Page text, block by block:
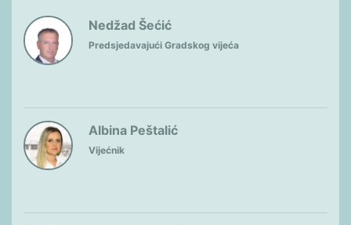
Nedžad Šećić
Predsjedavajući Gradskog vijeća
Albina Peštalić
Vijećnik